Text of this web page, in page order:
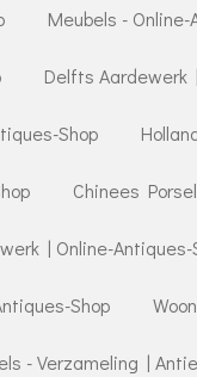
Meubels - Online-
Delfts Aardewerk
Shop
Chinees
| Online-Antiques-
Shop
- Verzameling |